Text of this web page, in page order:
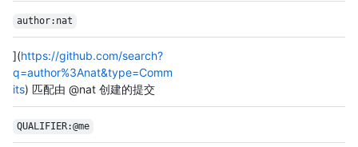
author:nat
](https://github.com/search?
q=author%3Anat&type=Comm
its) 匹配由 @nat 创建的提交
QUALIFIER:@me